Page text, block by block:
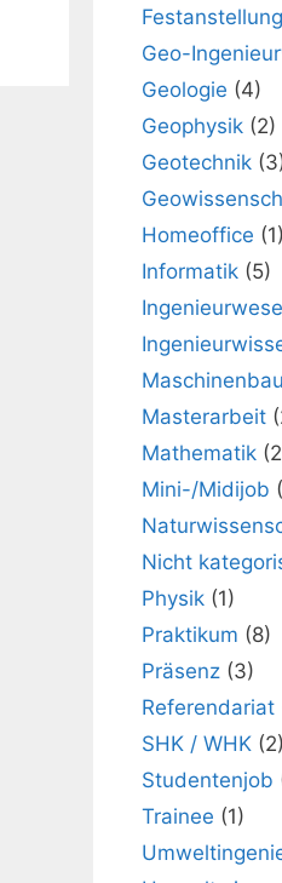
Festanstellung
Geo-
Geologie (4)
Geophysik (2)
Geotechnik
Homeoffice (1)
Informatik (5)
Maschinenbau
Masterarbeit
Mathematik
Mini-/Midijob
Nicht
Physik (1)
Praktikum (8)
Präsenz (3)
Referendariat
SHK / WHK (2)
Studentenjob
Trainee (1)